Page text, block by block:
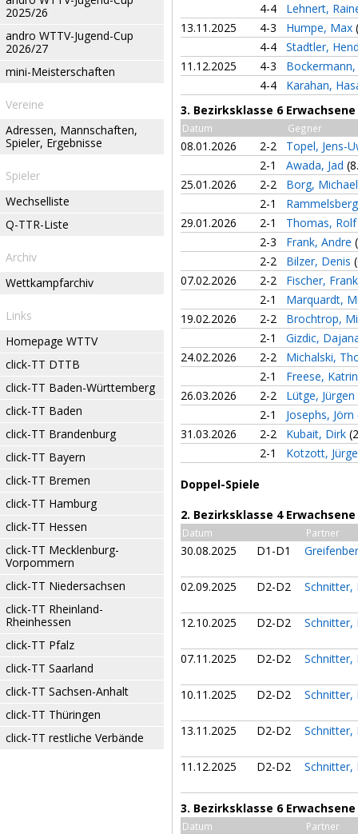
2025/26
andro WTTV-Jugend-Cup
2026/27
mini-Meisterschaften
Vereine
Adressen, Mannschaften,
Spieler, Ergebnisse
Spieler
Wechselliste
Q-TTR-Liste
Archiv
Wettkampfarchiv
Links
Homepage WTTV
click-TT DTTB
click-TT Baden-Württemberg
click-TT Baden
click-TT Brandenburg
click-TT Bayern
click-TT Bremen
click-TT Hamburg
click-TT Hessen
click-TT Mecklenburg-
Vorpommern
click-TT Niedersachsen
click-TT Rheinland-
Rheinhessen
click-TT Pfalz
click-TT Saarland
click-TT Sachsen-Anhalt
click-TT Thüringen
click-TT restliche Verbände
4-4
Lehnert,
13.11.2025
4-3 Humpe, Max
4-4
Stadtler,
11.12.2025
4-3
4-4
Karahan,
3. Bezirksklasse 6
Datum Gegner
08.01.2026 2-2
Topel, Jens-
2-1
Awada, Jad
25.01.2026
2-2
Borg,
2-1
29.01.2026
2-1
Thomas,
2-3
Frank, Andre
2-2
Bilzer, Denis
07.02.2026
2-2
Fischer,
2-1
Marquardt,
19.02.2026
2-2
Brochtrop,
2-1
Gizdic,
24.02.2026
2-2
Michalski,
2-1
Freese,
26.03.2026
2-2
Lütge, Jürgen
2-1
Josephs, Jörn
31.03.2026
2-2 Kubait, Dirk
2-1
Kotzott,
Doppel-Spiele
2. Bezirksklasse 4
Datum Partner
30.08.2025 D1-D1
02.09.2025 D2-D2
12.10.2025 D2-D2
07.11.2025 D2-D2
10.11.2025 D2-D2
13.11.2025 D2-D2
11.12.2025 D2-D2
3. Bezirksklasse 6
Datum Partner